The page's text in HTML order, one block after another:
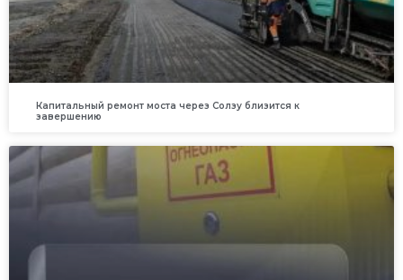
Капитальный ремонт моста через Солзу близится к
завершению